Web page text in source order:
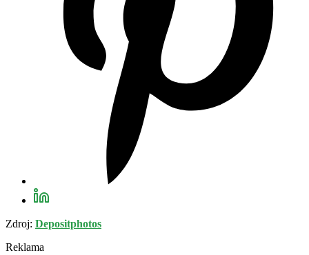
Zdroj: Depositphotos
Reklama